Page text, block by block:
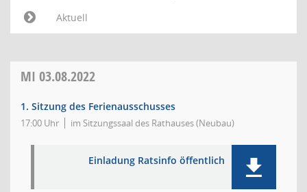
Aktuell
MI 03.08.2022
1. Sitzung des Ferienausschusses
17:00 Uhr im Sitzungssaal des Rathauses (Neubau)
Einladung Ratsinfo öffentlich